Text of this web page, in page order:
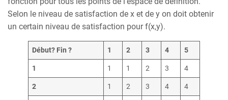
Selon le niveau de satisfaction de x et de y on doit obtenir
un certain niveau de satisfaction pour f(x,y).
Début? Fin ? 1 2 3 4 5
1 1 1 2 3 4
2 1 2 3 4 4